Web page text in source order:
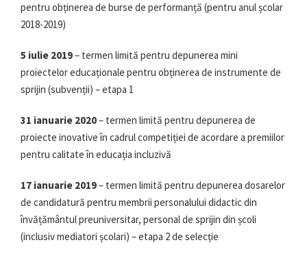
pentru obținerea de burse de performanță (pentru anul școlar
2018-2019)
5 iulie 2019– termen limită pentru depunerea mini
proiectelor educaționale pentru obținerea de instrumente de
sprijin (subvenții) – etapa 1
31 ianuarie 2020– termen limită pentru depunerea de
proiecte inovative în cadrul competiției de acordare a premiilor
pentru calitate în educația incluzivă
17 ianuarie 2019– termen limită pentru depunerea dosarelor
de candidatură pentru membrii personalului didactic din
învățământul preuniversitar, personal de sprijin din școli
(inclusiv mediatori școlari) – etapa 2 de selecție